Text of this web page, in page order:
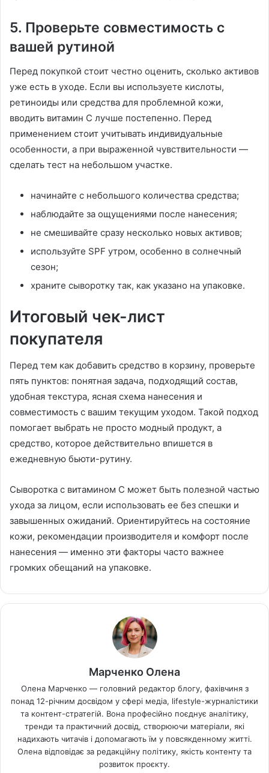
5. Проверьте совместимость с
вашей рутиной
Перед покупкой стоит честно оценить, сколько активов
уже есть в уходе. Если вы используете кислоты,
ретиноиды или средства для проблемной кожи,
вводить витамин С лучше постепенно. Перед
применением стоит учитывать индивидуальные
особенности, а при выраженной чувствительности —
сделать тест на небольшом участке.
начинайте с небольшого количества средства;
наблюдайте за ощущениями после нанесения;
не смешивайте сразу несколько новых активов;
используйте SPF утром, особенно в солнечный
сезон;
храните сыворотку так, как указано на упаковке.
Итоговый чек-лист
покупателя
Перед тем как добавить средство в корзину, проверьте
пять пунктов: понятная задача, подходящий состав,
удобная текстура, ясная схема нанесения и
совместимость с вашим текущим уходом. Такой подход
помогает выбрать не просто модный продукт, а
средство, которое действительно впишется в
ежедневную бьюти-рутину.
Сыворотка с витамином С может быть полезной частью
ухода за лицом, если использовать ее без спешки и
завышенных ожиданий. Ориентируйтесь на состояние
кожи, рекомендации производителя и комфорт после
нанесения — именно эти факторы часто важнее
громких обещаний на упаковке.
Марченко Олена
Олена Марченко — головний редактор блогу, фахівчиня з
понад 12-річним досвідом у сфері медіа, lifestyle-журналістики
та контент-стратегій. Вона професійно поєднує аналітику,
тренди та практичний досвід, створюючи матеріали, які
надихають читачів і допомагають їм у повсякденному житті.
Олена відповідає за редакційну політику, якість контенту та
розвиток проєкту.